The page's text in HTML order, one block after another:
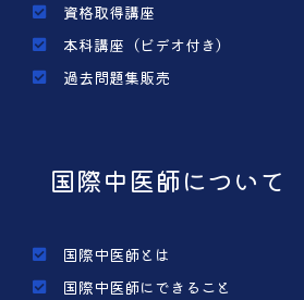
資格取得講座
本科講座（ビデオ付き）
過去問題集販売
国際中医師について
国際中医師とは
国際中医師にできること